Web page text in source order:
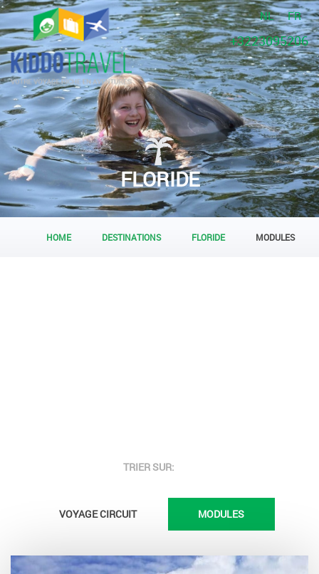
NL FR
+3223095206
FLORIDE
HOME DESTINATIONS FLORIDE MODULES
TRIER SUR:
VOYAGE CIRCUIT MODULES